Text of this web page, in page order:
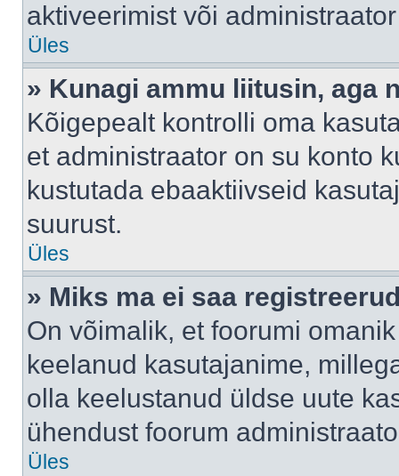
aktiveerimist või
Üles
» Kunagi ammu liitusin, aga
Kõigepealt kontrolli oma
et administraator on su konto
kustutada ebaaktiivseid
suurust.
Üles
» Miks ma ei saa
On võimalik, et foorumi
keelanud kasutajanime,
olla keelustanud üldse uute
ühendust foorum
Üles